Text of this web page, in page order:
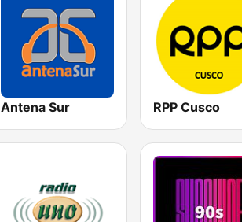
Antena Sur RPP Cusco